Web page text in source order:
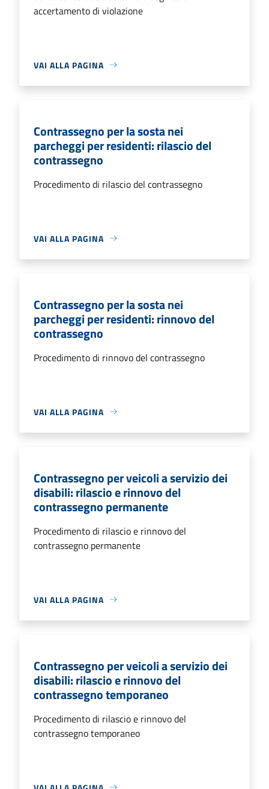
accertamento di violazione
VAI ALLA PAGINA
Contrassegno per la sosta nei
parcheggi per residenti: rilascio del
contrassegno
Procedimento di rilascio del contrassegno
VAI ALLA PAGINA
Contrassegno per la sosta nei
parcheggi per residenti: rinnovo del
contrassegno
Procedimento di rinnovo del contrassegno
VAI ALLA PAGINA
Contrassegno per veicoli a servizio dei
disabili: rilascio e rinnovo del
contrassegno permanente
Procedimento di rilascio e rinnovo del
contrassegno permanente
VAI ALLA PAGINA
Contrassegno per veicoli a servizio dei
disabili: rilascio e rinnovo del
contrassegno temporaneo
Procedimento di rilascio e rinnovo del
contrassegno temporaneo